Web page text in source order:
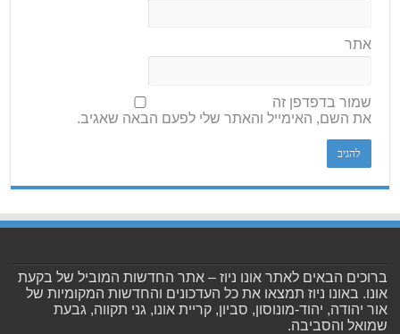
אתר
שמור בדפדפן זה
את השם, האימייל והאתר שלי לפעם הבאה שאגיב.
ברוכים הבאים לאתר אונו ניוז – אתר החדשות המוביל של בקעת
אונו. באונו ניוז תמצאו את כל העדכונים והחדשות המקומיות של
אור יהודה, יהוד-מונוסון, סביון, קריית אונו, גני תקווה, גבעת
שמואל והסביבה.